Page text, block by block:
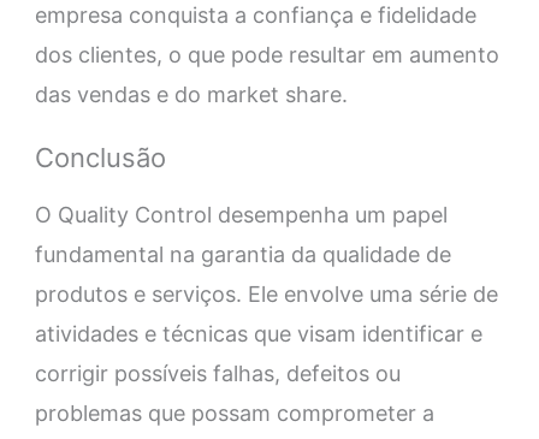
empresa conquista a confiança e fidelidade
dos clientes, o que pode resultar em aumento
das vendas e do market share.
Conclusão
O Quality Control desempenha um papel
fundamental na garantia da qualidade de
produtos e serviços. Ele envolve uma série de
atividades e técnicas que visam identificar e
corrigir possíveis falhas, defeitos ou
problemas que possam comprometer a